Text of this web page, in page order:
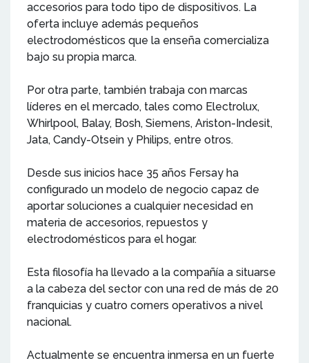
accesorios para todo tipo de dispositivos. La
oferta incluye además pequeños
electrodomésticos que la enseña comercializa
bajo su propia marca.
Por otra parte, también trabaja con marcas
líderes en el mercado, tales como Electrolux,
Whirlpool, Balay, Bosh, Siemens, Ariston-Indesit,
Jata, Candy-Otsein y Philips, entre otros.
Desde sus inicios hace 35 años Fersay ha
configurado un modelo de negocio capaz de
aportar soluciones a cualquier necesidad en
materia de accesorios, repuestos y
electrodomésticos para el hogar.
Esta filosofía ha llevado a la compañía a situarse
a la cabeza del sector con una red de más de 20
franquicias y cuatro corners operativos a nivel
nacional.
Actualmente se encuentra inmersa en un fuerte